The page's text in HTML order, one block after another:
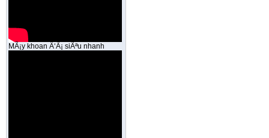
MÃ¡y khoan Ä‘Ã¡ siÃªu nhanh